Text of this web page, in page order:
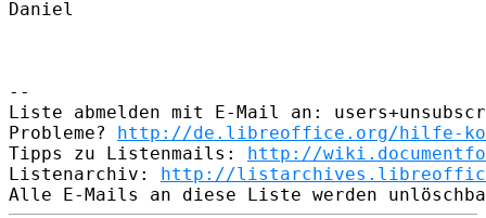
Daniel
--
Liste abmelden mit E-Mail an:
Probleme? http://de.libreoffice.org/hilfe-
Tipps zu Listenmails: http://
Listenarchiv: http://